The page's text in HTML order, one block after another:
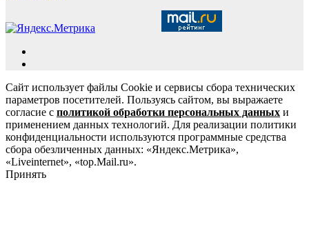
Сайт использует файлы Cookie и сервисы сбора технических
параметров посетителей. Пользуясь сайтом, вы выражаете
согласие с политикой обработки персональных данных и
применением данных технологий. Для реализации политики
конфиденциальности используются программные средства
сбора обезличенных данных: «Яндекс.Метрика»,
«Liveinternet», «top.Mail.ru».
Принять